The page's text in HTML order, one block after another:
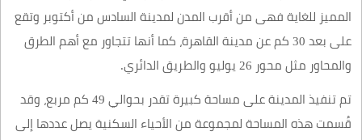
المميز للغاية فهى من أقرب المدن لمدينة السادس من أكتوبر وتقع
على بعد 30 كم عن مدينة القاهرة، كما أنها تتجاور مع أهم الطرق
والمحاور مثل محور 26 يوليو والطريق الدائري.
تم تنفيذ المدينة على مساحة كبيرة تقدر بحوالي 49 كم مربع، وقد
قُسمت هذه المساحة لمجموعة من الأحياء السكنية يصل عددها إلى